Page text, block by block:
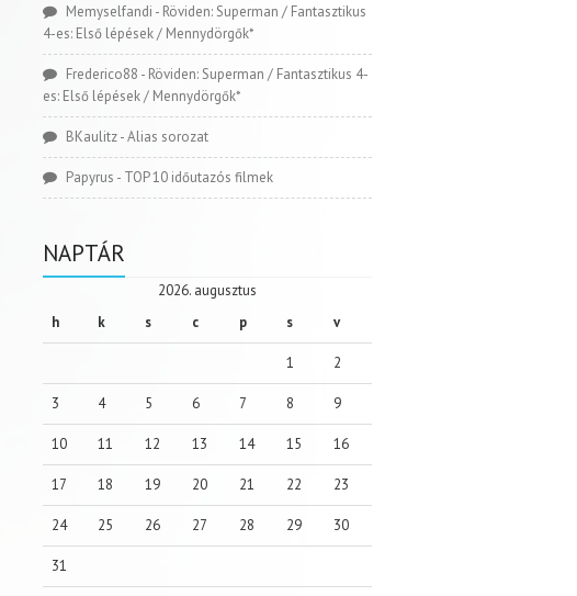
Memyselfandi - Röviden: Superman / Fantasztikus
4-es: Első lépések / Mennydörgők*
Frederico88 - Röviden: Superman / Fantasztikus 4-
es: Első lépések / Mennydörgők*
BKaulitz-Alias sorozat
Papyrus - TOP 10 időutazós filmek
NAPTÁR
2026. augusztus
h
k s c p s v
1 2
3 4 5 6 7 8 9
10 11 12 13 14 15 16
17 18 19 20 21 22 23
24 25 26 27 28 29 30
31